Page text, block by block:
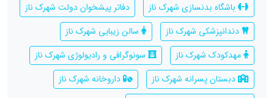
باشگاه بدنسازی شهرک ناز
دفاتر پیشخوان دولت شهرک ناز
دندانپزشکی شهرک ناز
سالن زیبایی شهرک ناز
مهدکودک شهرک ناز
سونوگرافی و رادیولوژی شهرک ناز
دبستان پسرانه شهرک ناز
داروخانه شهرک ناز